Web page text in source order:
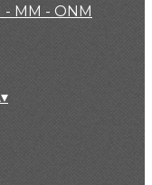
MM - ONM
▾